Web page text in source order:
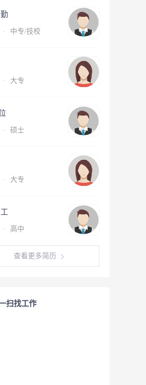
· 中专/技校
· 大专
· 硕士
· 大专
· 高中
查看更多简历
扫找工作